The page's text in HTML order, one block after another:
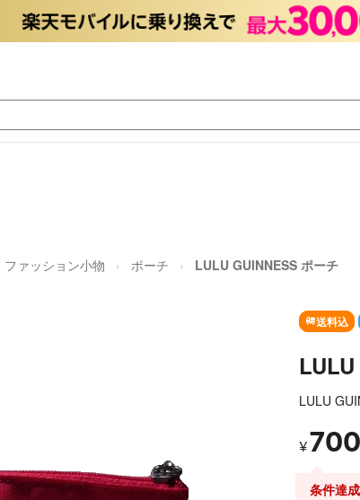
ファッション小物 ポーチ LULU GUINNESS ポーチ
送料込
LULU
¥700
条件達